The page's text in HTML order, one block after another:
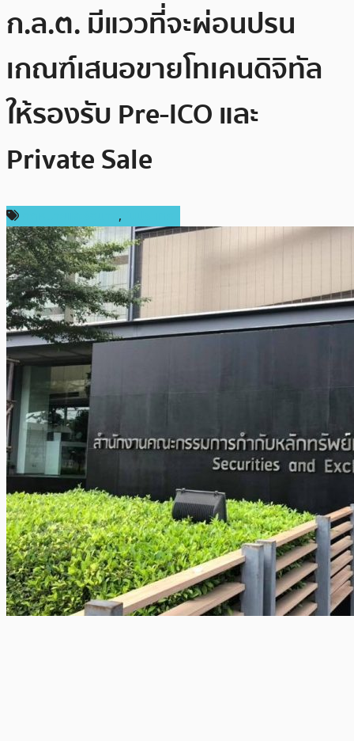
ก.ล.ต. มีแววที่จะผ่อนปรน
เกณฑ์เสนอขายโทเคนดิจิทัล
ให้รองรับ Pre-ICO และ
Private Sale
,